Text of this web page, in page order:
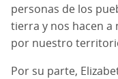
personas de los
tierra y nos hacen
por nuestro
Por su parte,